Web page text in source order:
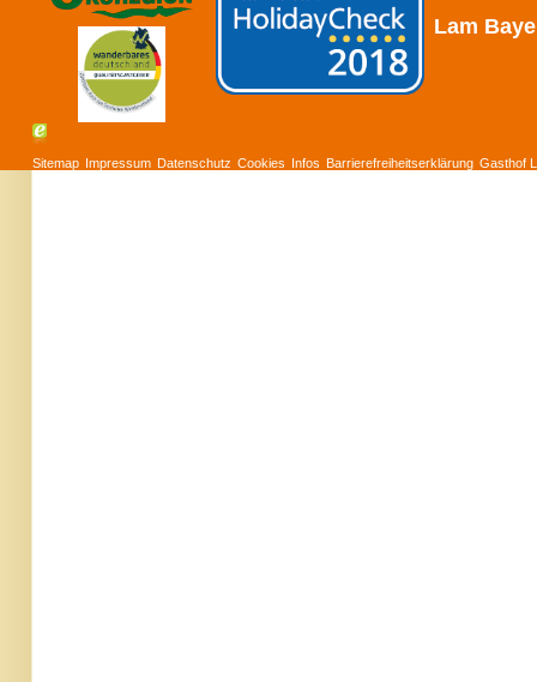
Lam
Sitemap Impressum Datenschutz Cookies Infos Barrierefreiheitserklärung Gasthof